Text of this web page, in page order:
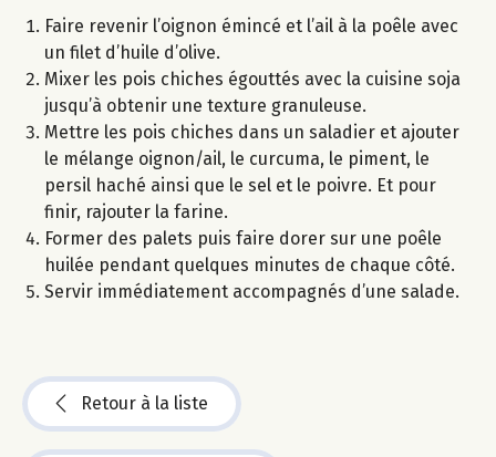
Faire revenir l’oignon émincé et l’ail à la poêle avec
un filet d’huile d’olive.
Mixer les pois chiches égouttés avec la cuisine soja
jusqu’à obtenir une texture granuleuse.
Mettre les pois chiches dans un saladier et ajouter
le mélange oignon/ail, le curcuma, le piment, le
persil haché ainsi que le sel et le poivre. Et pour
finir, rajouter la farine.
Former des palets puis faire dorer sur une poêle
huilée pendant quelques minutes de chaque côté.
Servir immédiatement accompagnés d’une salade.
Retour à la liste